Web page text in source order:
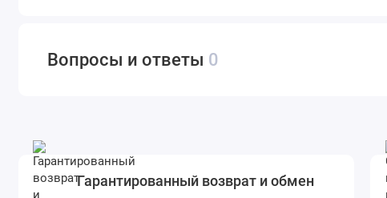
Вопросы и ответы 0
Гарантированный возврат и обмен